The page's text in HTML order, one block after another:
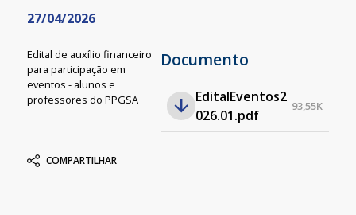
27/04/2026
Edital de auxílio financeiro
para participação em
eventos - alunos e
professores do PPGSA
COMPARTILHAR
Documento
EditalEventos2
026.01.pdf
93,55K